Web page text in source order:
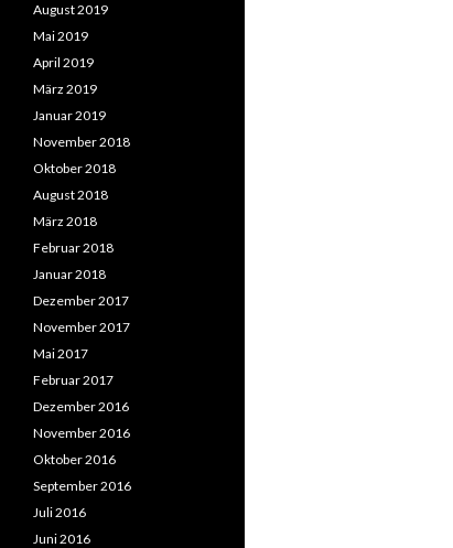
August 2019
Mai 2019
April 2019
März 2019
Januar 2019
November 2018
Oktober 2018
August 2018
März 2018
Februar 2018
Januar 2018
Dezember 2017
November 2017
Mai 2017
Februar 2017
Dezember 2016
November 2016
Oktober 2016
September 2016
Juli 2016
Juni 2016